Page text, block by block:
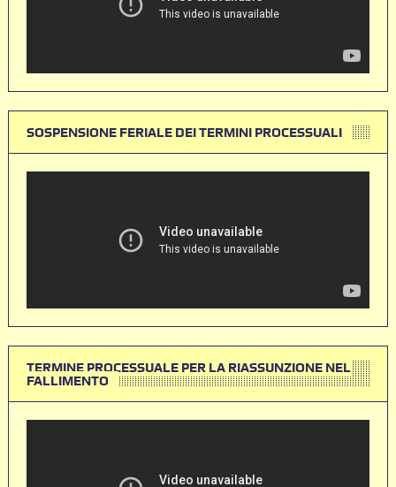
SOSPENSIONE FERIALE DEI TERMINI PROCESSUALI
TERMINE PROCESSUALE PER LA RIASSUNZIONE NEL
FALLIMENTO